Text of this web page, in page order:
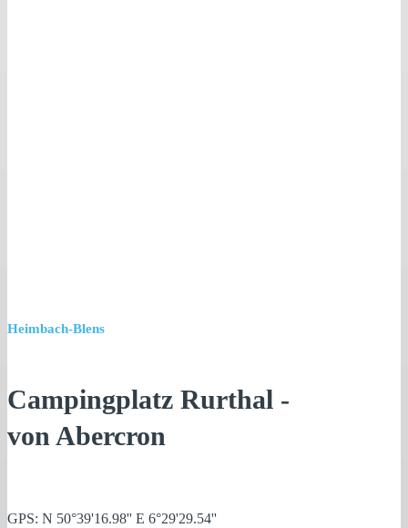
Heimbach-Blens
Campingplatz Rurthal -
von Abercron
GPS: N 50°39'16.98'' E 6°29'29.54''